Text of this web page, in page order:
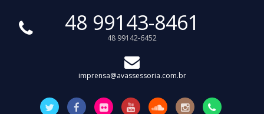
48 99143-8461
48 99142-6452
imprensa@avassessoria.com.br